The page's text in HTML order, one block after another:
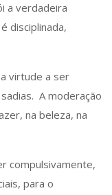
a verdadeira
disciplinada,
virtude a ser
A moderação
na beleza, na
compulsivamente,
para o